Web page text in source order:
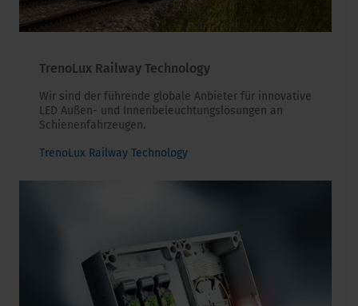
TrenoLux Railway Technology
Wir sind der führende globale Anbieter für innovative
LED Außen- und Innenbeleuchtungslösungen an
Schienenfahrzeugen.
TrenoLux Railway Technology